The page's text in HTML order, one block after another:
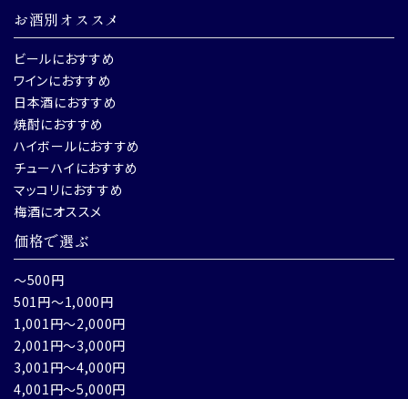
お酒別オススメ
ビールにおすすめ
ワインにおすすめ
日本酒におすすめ
焼酎におすすめ
ハイボールにおすすめ
チューハイにおすすめ
マッコリにおすすめ
梅酒にオススメ
価格で選ぶ
～500円
501円～1,000円
1,001円～2,000円
2,001円～3,000円
3,001円～4,000円
4,001円～5,000円